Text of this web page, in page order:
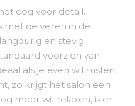
oog voor detail.
met de veren in de
en stevig
voorzien van
als je even wil rusten,
zo krijgt het salon een
meer wil relaxen, is er